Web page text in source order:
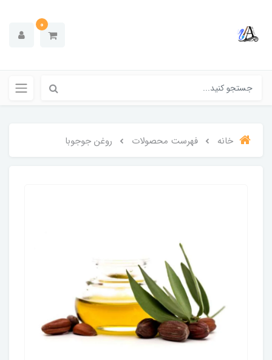
0
خانه فهرست محصولات روغن جوجوبا